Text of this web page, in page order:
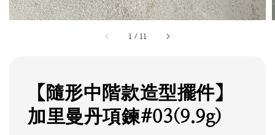
1 / 11
【隨形中階款造型擺件】
加里曼丹項鍊#03(9.9g)